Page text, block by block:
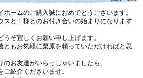
ホームのご購入誠におめでとうございます。
スとＴ様とのお付き合いの始まりになります
ぞ宜しくお願い申し上げます。
ともお気軽に栗原を頼っていただければと思
のお友達がいらっしゃいましたら、
紹介くださいませ。